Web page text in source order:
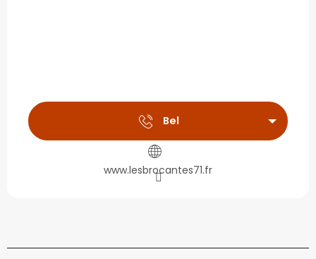
Bel
www.lesbrocantes71.fr